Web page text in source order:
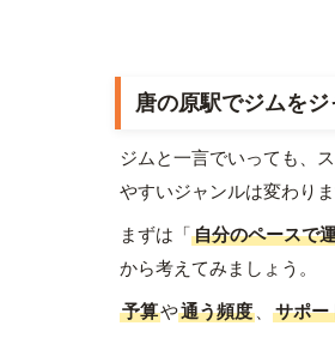
唐の原駅でジムを
ジムと一言でいっても、
やすいジャンルは変わりま
まずは「自分のペースで
から考えてみましょう。
予算や通う頻度 、 サポー